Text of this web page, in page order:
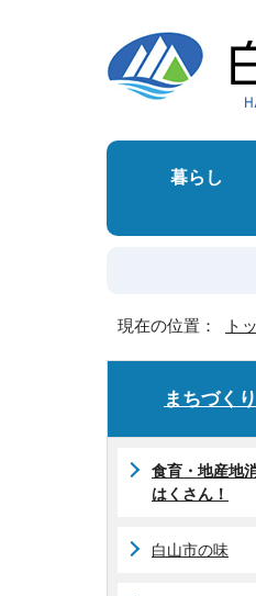
暮らし
現在の位置： ト
まちづく
食育・地産地
はくさん！
白山市の味